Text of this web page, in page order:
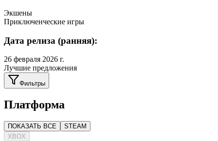
Экшены
Приключенческие игры
Дата релиза (ранняя):
26 февраля 2026 г.
Лучшие предложения
Фильтры
Платформа
ПОКАЗАТЬ ВСЕ
STEAM
XBOX